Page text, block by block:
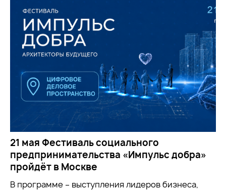
21 мая Фестиваль социального
предпринимательства «Импульс добра»
пройдёт в Москве
В программе – выступления лидеров бизнеса,